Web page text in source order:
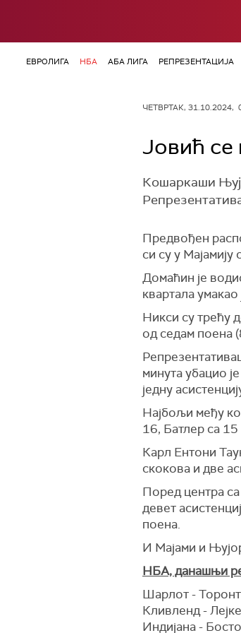
ЕВРОЛИГА НБА АБА ЛИГА РЕПРЕЗЕНТАЦИЈА
ЧЕТВРТАК, 31.10.2024,
Јовић се
Кошаркаши
Предвођен
си су у
Домаћин је
квартала
Никси су трећу
од седам поена
минута убацио
једну
Најбољи међу
16, Батлер са
Карл Ентони
скокова и две
Поред центра
девет
поена.
И Мајами и
НБА, данашњи
Шарлот -
Кливленд -
Индијана -